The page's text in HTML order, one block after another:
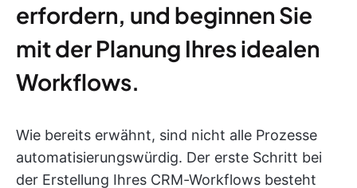
erfordern, und beginnen Sie
mit der Planung Ihres idealen
Workflows.
Wie bereits erwähnt, sind nicht alle Prozesse
automatisierungswürdig. Der erste Schritt bei
der Erstellung Ihres CRM-Workflows besteht